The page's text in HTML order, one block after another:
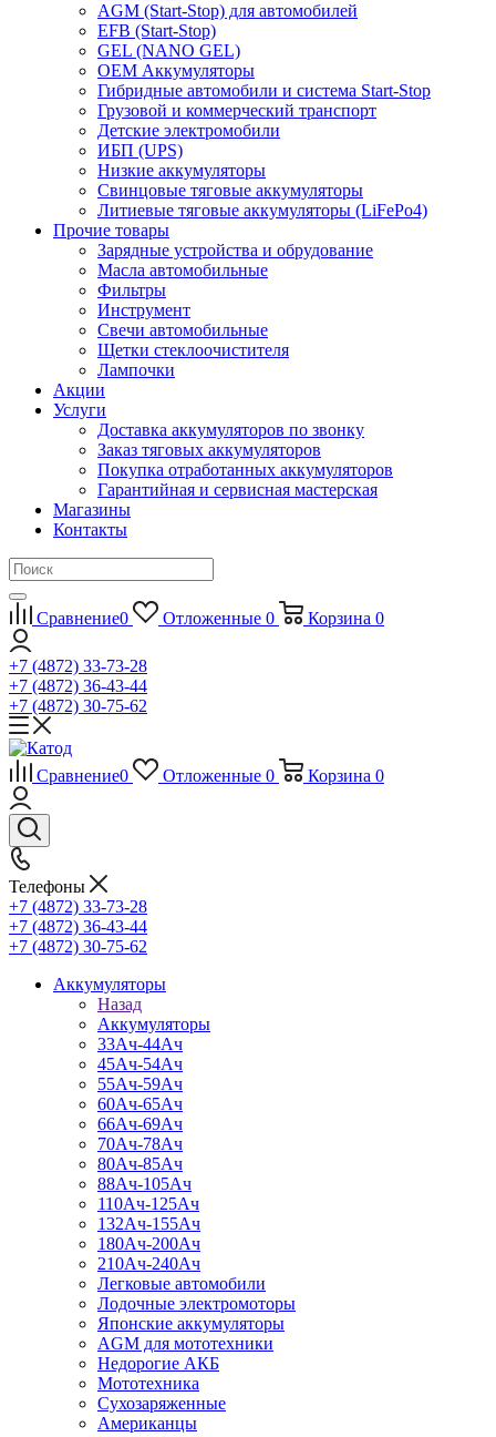
AGM (Start-Stop) для автомобилей
EFB (Start-Stop)
GEL (NANO GEL)
OEM Аккумуляторы
Гибридные автомобили и система Start-Stop
Грузовой и коммерческий транспорт
Детские электромобили
ИБП (UPS)
Низкие аккумуляторы
Свинцовые тяговые аккумуляторы
Литиевые тяговые аккумуляторы (LiFePo4)
Прочие товары
Зарядные устройства и обрудование
Масла автомобильные
Фильтры
Инструмент
Свечи автомобильные
Щетки стеклоочистителя
Лампочки
Акции
Услуги
Доставка аккумуляторов по звонку
Заказ тяговых аккумуляторов
Покупка отработанных аккумуляторов
Гарантийная и сервисная мастерская
Магазины
Контакты
Сравнение0 Отложенные 0 Корзина 0
+7 (4872) 33-73-28
+7 (4872) 36-43-44
+7 (4872) 30-75-62
Сравнение0 Отложенные 0 Корзина 0
Телефоны
+7 (4872) 33-73-28
+7 (4872) 36-43-44
+7 (4872) 30-75-62
Аккумуляторы
Назад
Аккумуляторы
33Ач-44Ач
45Ач-54Ач
55Ач-59Ач
60Ач-65Ач
66Ач-69Ач
70Ач-78Ач
80Ач-85Ач
88Ач-105Ач
110Ач-125Ач
132Ач-155Ач
180Ач-200Ач
210Ач-240Ач
Легковые автомобили
Лодочные электромоторы
Японские аккумуляторы
AGM для мототехники
Недорогие АКБ
Мототехника
Сухозаряженные
Американцы